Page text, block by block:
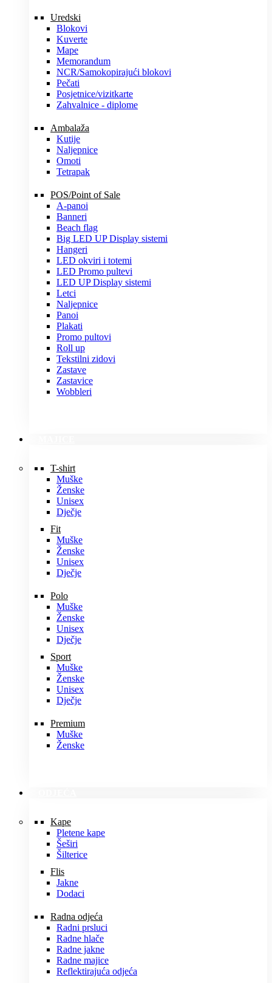
Uredski
Blokovi
Kuverte
Mape
Memorandum
NCR/Samokopirajući blokovi
Pečati
Posjetnice/vizitkarte
Zahvalnice - diplome
Ambalaža
Kutije
Naljepnice
Omoti
Tetrapak
POS/Point of Sale
A-panoi
Banneri
Beach flag
Big LED UP Display sistemi
Hangeri
LED okviri i totemi
LED Promo pultevi
LED UP Display sistemi
Letci
Naljepnice
Panoi
Plakati
Promo pultovi
Roll up
Tekstilni zidovi
Zastave
Zastavice
Wobbleri
T-shirt
Muške
Ženske
Unisex
Dječje
Fit
Muške
Ženske
Unisex
Dječje
Polo
Muške
Ženske
Unisex
Dječje
Sport
Muške
Ženske
Unisex
Dječje
Premium
Muške
Ženske
Kape
Pletene kape
Šeširi
Šilterice
Flis
Jakne
Dodaci
Radna odjeća
Radni prsluci
Radne hlače
Radne jakne
Radne majice
Reflektirajuća odjeća